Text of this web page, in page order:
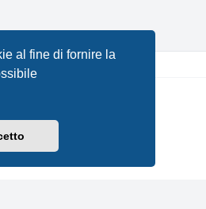
al fine di fornire la
Software © phpBB Limited •
Italia.it
orari sono